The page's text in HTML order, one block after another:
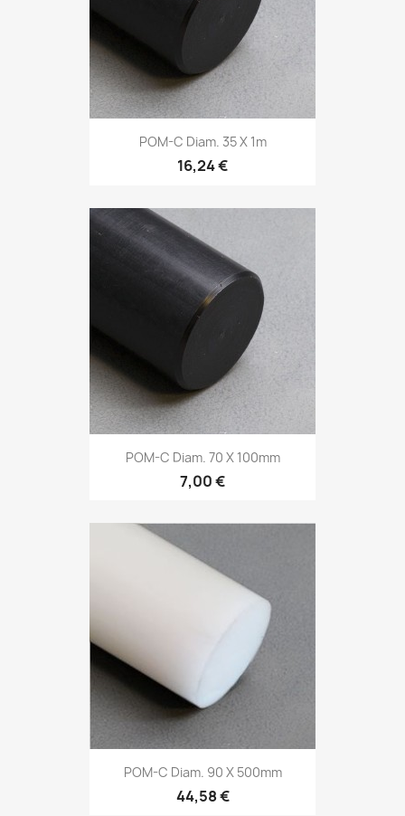
POM-C Diam. 35 X 1m
16,24 €
POM-C Diam. 70 X 100mm
7,00 €
POM-C Diam. 90 X 500mm
44,58 €